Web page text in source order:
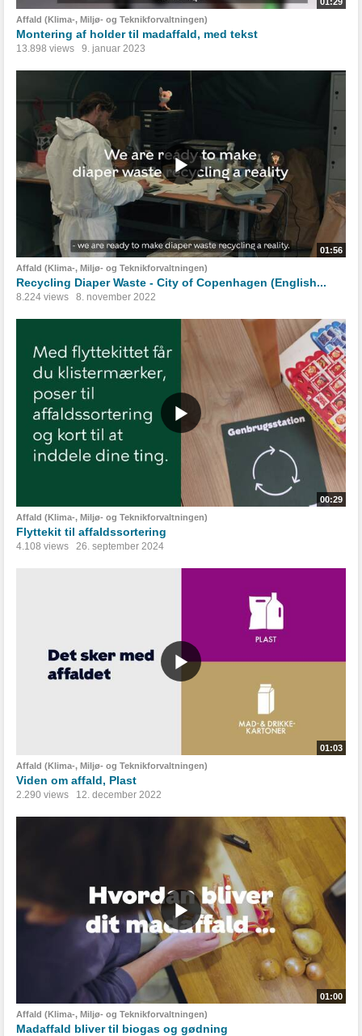
Affald (Klima-, Miljø- og Teknikforvaltningen)
Montering af holder til madaffald, med tekst
13.898 views 9. januar 2023
01:56
Affald (Klima-, Miljø- og Teknikforvaltningen)
Recycling Diaper Waste - City of Copenhagen (English...
8.224 views 8. november 2022
00:29
Affald (Klima-, Miljø- og Teknikforvaltningen)
Flyttekit til affaldssortering
4.108 views 26. september 2024
01:03
Affald (Klima-, Miljø- og Teknikforvaltningen)
Viden om affald, Plast
2.290 views 12. december 2022
01:00
Affald (Klima-, Miljø- og Teknikforvaltningen)
Madaffald bliver til biogas og gødning